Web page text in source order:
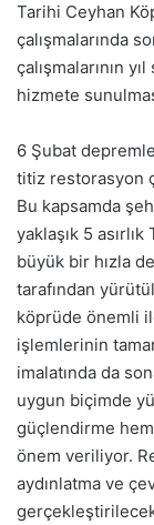
Tarihi Ceyhan
çalışmalarında
çalışmalarının
hizmete
6 Şubat
titiz restorasyon
Bu kapsamda
yaklaşık 5
büyük bir hızla
tarafından
köprüde önemli
işlemlerinin
imalatında da
uygun biçimde
güçlendirme
önem veriliyor.
aydınlatma ve